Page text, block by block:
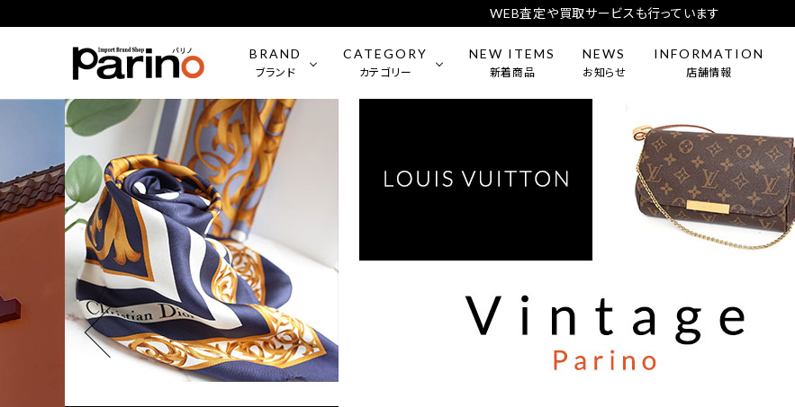
WEB査定や買取サービスも行っています
BRAND
ブランド
CARTIER
BVLGARI BREITLING
FRANCK MULLER
LOUIS VUITTON MEISSEN
CATEGORY
カテゴリー
BAG
ファッション小物 食器
NEW ITEMS
新着商品
NEWS
お知らせ
INFORMATION
店舗情報